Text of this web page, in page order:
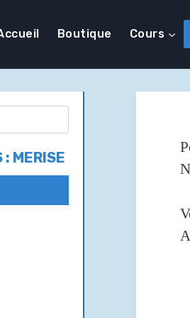
Boutique Cours
: MERISE